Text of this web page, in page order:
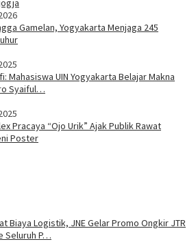
Gamelan, Yogyakarta Menjaga 245
Mahasiswa UIN Yogyakarta Belajar Makna
Syaiful…
Pracaya “Ojo Urik” Ajak Publik Rawat
Poster
Biaya Logistik, JNE Gelar Promo Ongkir JTR
Seluruh P…